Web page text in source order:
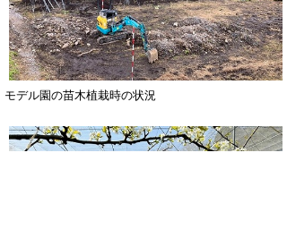
モデル園の苗木植栽時の状況